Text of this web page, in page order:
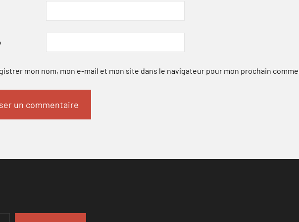
mon nom, mon e-mail et mon site dans le navigateur pour mon prochain